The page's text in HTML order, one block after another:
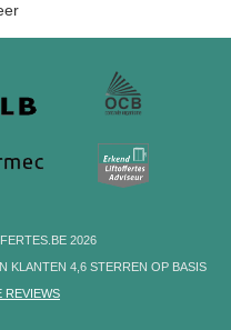
van 0,15 meter per
niet onder de richtlijn liften.
dehuislift
met zich mee, zo
veel lager en hoeft de
om een
2026
KLANTEN 4,6STERREN OP BASIS
REVIEWS